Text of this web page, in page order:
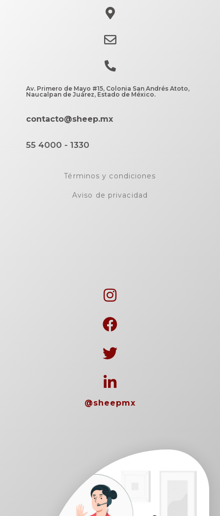
Av. Primero de Mayo #15, Colonia San Andrés Atoto,
Naucalpan de Juárez, Estado de México.
contacto@sheep.mx
55 4000 - 1330
Términos y condiciones
Aviso de privacidad
@sheepmx